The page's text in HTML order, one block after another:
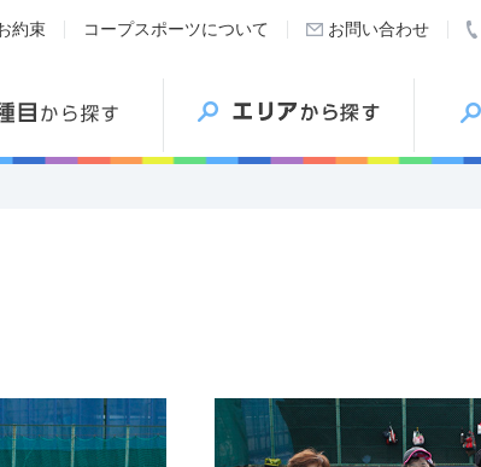
約束 コープスポーツについて お問い合わせ